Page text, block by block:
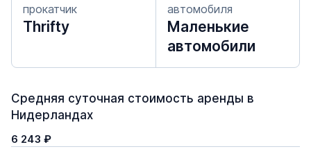
прокатчик
Thrifty
автомобиля
Маленькие
автомобили
Средняя суточная стоимость аренды в
Нидерландах
6 243 ₽